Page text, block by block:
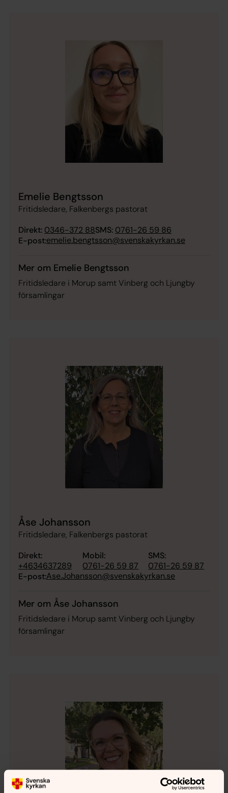
Emelie Bengtsson
Fritidsledare, Falkenbergs pastorat
Direkt: 0346-372 88SMS: 0761-26 59 86
E-post:emelie.bengtsson@svenskakyrkan.se
Mer om Emelie Bengtsson
Fritidsledare i Morup samt Vinberg och Ljungby
församlingar
Åse Johansson
Fritidsledare, Falkenbergs pastorat
Direkt:
+4634637289
Mobil:
0761-26 59 87
SMS:
0761-26 59 87
E-post:Ase.Johansson@svenskakyrkan.se
Mer om Åse Johansson
Fritidsledare i Morup samt Vinberg och Ljungby
församlingar